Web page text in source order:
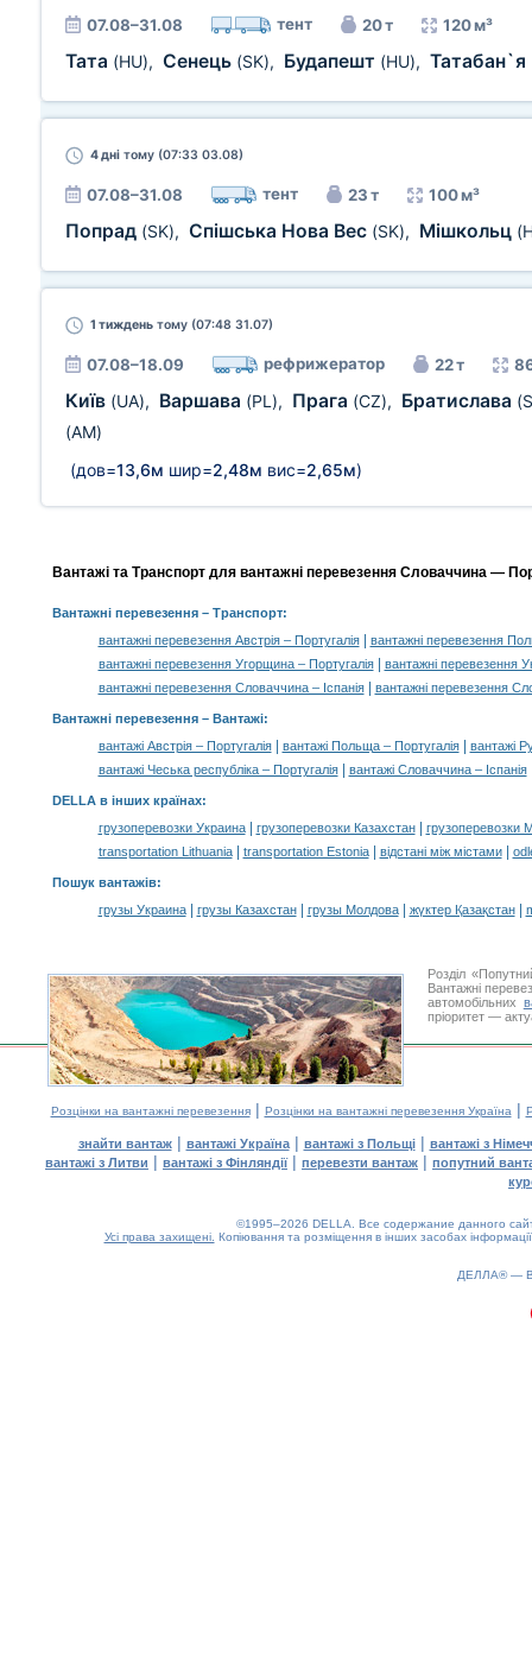
07.08–31.08 тент 20 т 120 м³
Тата (HU), Сенець (SK), Будапешт (HU), Татабан`я
4 дні тому (07:33 03.08)
07.08–31.08 тент 23 т 100 м³
Попрад (SK), Спішська Нова Вес (SK), Мішкольц
1 тиждень тому (07:48 31.07)
07.08–18.09 рефрижератор 22 т
Київ (UA), Варшава (PL), Прага (CZ), Братислава
(AM)
(дов=13,6м шир=2,48м вис=2,65м)
Вантажі та Транспорт для вантажні перевезення Словаччина —
Вантажні перевезення– Транспорт:
вантажні перевезення Австрія – Португалія|
вантажні перевезення
вантажні перевезення Угорщина – Португалія|
вантажні перевезення
вантажні перевезення Словаччина – Іспанія| вантажні перевезення
Вантажні перевезення – Вантажі:
вантажі Австрія – Португалія| вантажі Польща – Португалія|
вантажі
вантажі Чеська республіка – Португалія| вантажі Словаччина – Іспанія
DELLA в інших країнах:
грузоперевозки Украина| грузоперевозки Казахстан|
грузоперевозки
transportation Lithuania| transportation Estonia| відстані між містами|
Пошук вантажів:
грузы Украина| грузы Казахстан| грузы Молдова| жүктер Қазақстан|
Розділ
Вантажні
автомобільних
пріоритет —
Розцінки на вантажні перевезення| Розцінки на вантажні перевезення Україна |
знайти вантаж| вантажі Україна| вантажі з Польщі| вантажі з
вантажі з Литви | вантажі з Фінляндії| перевезти вантаж | попутний
©1995–2026 DELLA. Все содержание данного
Усі права захищені. Копіювання та розміщення в інших засобах
ДЕЛЛА® —